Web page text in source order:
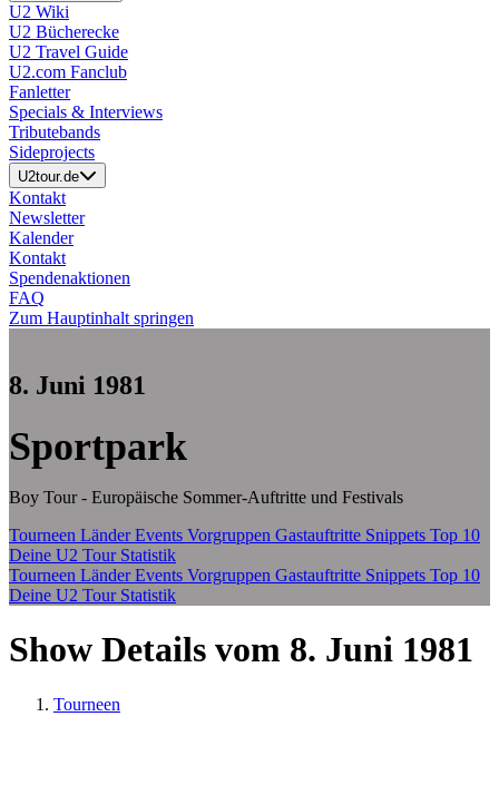
U2 Wiki
U2 Bücherecke
U2 Travel Guide
U2.com Fanclub
Fanletter
Specials & Interviews
Tributebands
Sideprojects
U2tour.de
Kontakt
Newsletter
Kalender
Kontakt
Spendenaktionen
FAQ
Zum Hauptinhalt springen
8. Juni 1981
Sportpark
Boy Tour - Europäische Sommer-Auftritte und Festivals
Tourneen LänderEvents Vorgruppen Gastauftritte Snippets Top 10
Deine U2 Tour Statistik
Tourneen LänderEvents Vorgruppen Gastauftritte Snippets Top 10
Deine U2 Tour Statistik
Show Details vom 8. Juni 1981
Tourneen